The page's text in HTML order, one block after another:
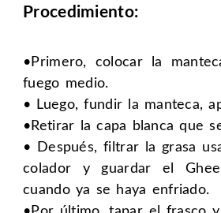
Procedimiento:
•Primero, colocar la
fuego medio.
• Luego, fundir la manteca,
•Retirar la capa blanca que
• Después, filtrar la grasa
colador y guardar el
cuando ya se haya enfriado.